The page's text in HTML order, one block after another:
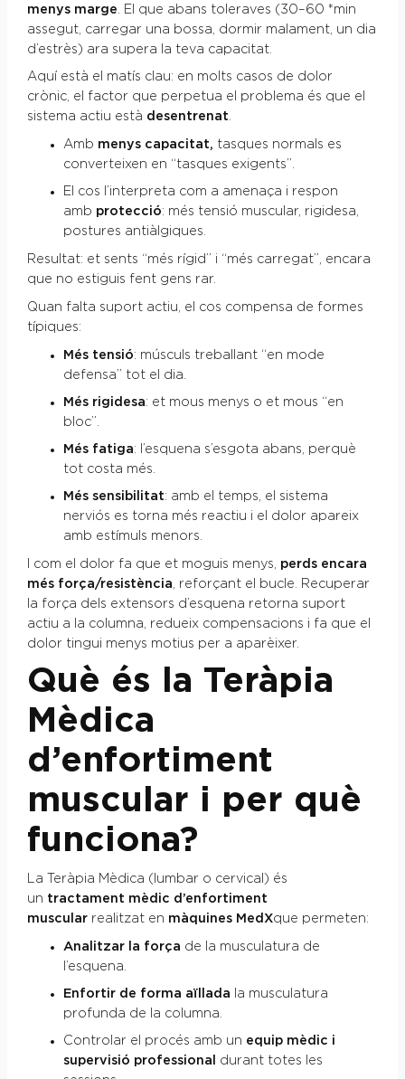
menys marge . El que abans toleraves (30–60 *min
assegut, carregar una bossa, dormir malament, un dia
d’estrès) ara supera la teva capacitat.
Aquí està el matís clau: en molts casos de dolor
crònic, el factor que perpetua el problema és que el
sistema actiu està desentrenat.
Amb menys capacitat, tasques normals es
converteixen en “tasques exigents”.
El cos l’interpreta com a amenaça i respon
amb protecció: més tensió muscular, rigidesa,
postures antiàlgiques.
Resultat: et sents “més rígid” i “més carregat”, encara
que no estiguis fent gens rar.
Quan falta suport actiu, el cos compensa de formes
típiques:
Més tensió: músculs treballant “en mode
defensa” tot el dia.
Més rigidesa: et mous menys o et mous “en
bloc”.
Més fatiga: l’esquena s’esgota abans, perquè
tot costa més.
Més sensibilitat: amb el temps, el sistema
nerviós es torna més reactiu i el dolor apareix
amb estímuls menors.
I com el dolor fa que et moguis menys, perds encara
més força/resistència, reforçant el bucle. Recuperar
la força dels extensors d’esquena retorna suport
actiu a la columna, redueix compensacions i fa que el
dolor tingui menys motius per a aparèixer.
Què és la Teràpia
Mèdica
d’enfortiment
muscular i per què
funciona?
La Teràpia Mèdica (lumbar o cervical) és
un tractament mèdic d’enfortiment
muscularrealitzat en màquines MedXque permeten:
Analitzar la força de la musculatura de
l’esquena.
Enfortir de forma aïllada la musculatura
profunda de la columna.
Controlar el procés amb un equip mèdic i
supervisió professional
durant totes les